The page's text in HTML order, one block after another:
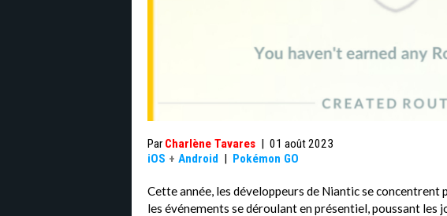
Par Charlène Tavares | 01 août 2023
iOS + Android | Pokémon GO
Cette année, les développeurs de Niantic se concentrent
les événements se déroulant en présentiel, poussant les